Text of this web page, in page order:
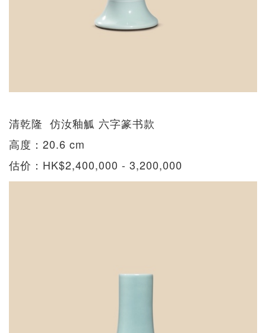
清乾隆 仿汝釉觚 六字篆书款
高度：20.6 cm
估价：HK$2,400,000 - 3,200,000